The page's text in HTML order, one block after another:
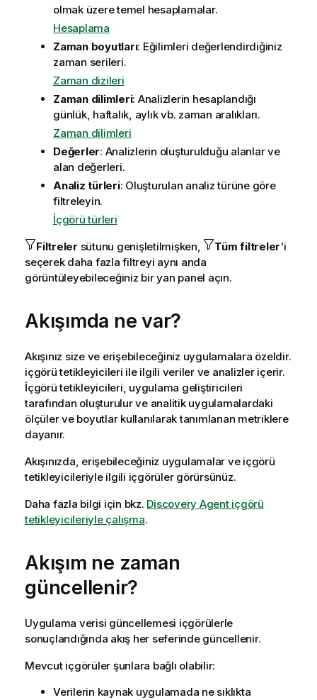
olmak üzere temel hesaplamalar.
Hesaplama
Zaman boyutları: Eğilimleri değerlendirdiğiniz
zaman serileri.
Zaman dizileri
Zaman dilimleri: Analizlerin hesaplandığı
günlük, haftalık, aylık vb. zaman aralıkları.
Zaman dilimleri
Değerler: Analizlerin oluşturulduğu alanlar ve
alan değerleri.
Analiz türleri: Oluşturulan analiz türüne göre
filtreleyin.
İçgörü türleri
Filtreler sütunu genişletilmişken, Tüm filtreler'i
seçerek daha fazla filtreyi aynı anda
görüntüleyebileceğiniz bir yan panel açın.
Akışımda ne var?
Akışınız size ve erişebileceğiniz uygulamalara özeldir.
içgörü tetikleyicileri ile ilgili veriler ve analizler içerir.
İçgörü tetikleyicileri, uygulama geliştiricileri
tarafından oluşturulur ve analitik uygulamalardaki
ölçüler ve boyutlar kullanılarak tanımlanan metriklere
dayanır.
Akışınızda, erişebileceğiniz uygulamalar ve içgörü
tetikleyicileriyle ilgili içgörüler görürsünüz.
Daha fazla bilgi için bkz. Discovery Agent içgörü
tetikleyicileriyle çalışma.
Akışım ne zaman
güncellenir?
Uygulama verisi güncellemesi içgörülerle
sonuçlandığında akış her seferinde güncellenir.
Mevcut içgörüler şunlara bağlı olabilir:
Verilerin kaynak uygulamada ne sıklıkta